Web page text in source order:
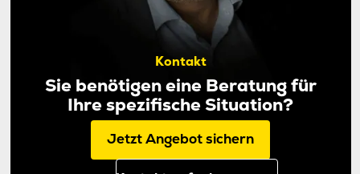
Kontakt
Sie benötigen eine Beratung für
Ihre spezifische Situation?
Jetzt Angebot sichern